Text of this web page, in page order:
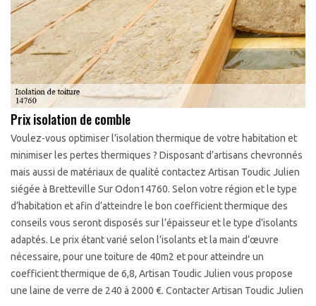
Prix isolation de comble
Voulez-vous optimiser l’isolation thermique de votre habitation et
minimiser les pertes thermiques ? Disposant d’artisans chevronnés
mais aussi de matériaux de qualité contactez Artisan Toudic Julien
siégée à Bretteville Sur Odon14760. Selon votre région et le type
d’habitation et afin d’atteindre le bon coefficient thermique des
conseils vous seront disposés sur l’épaisseur et le type d’isolants
adaptés. Le prix étant varié selon l’isolants et la main d’œuvre
nécessaire, pour une toiture de 40m2 et pour atteindre un
coefficient thermique de 6,8, Artisan Toudic Julien vous propose
une laine de verre de 240 à 2000 €. Contacter Artisan Toudic Julien